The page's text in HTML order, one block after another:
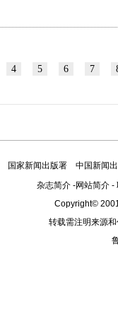
4 5 6 7
国家新闻出版署
中国新闻
杂志简介-网站简介-
Copyright©
转载需注明来源